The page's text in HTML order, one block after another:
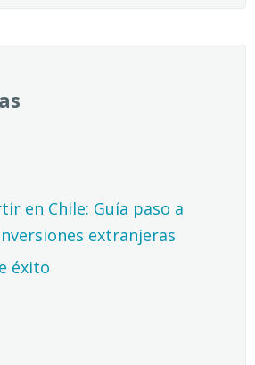
en Chile: Guía paso a
extranjeras
éxito